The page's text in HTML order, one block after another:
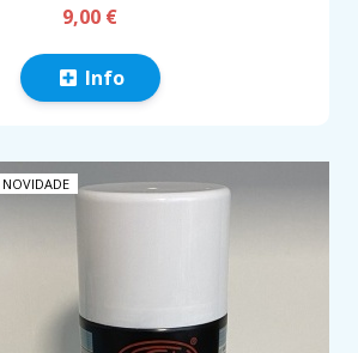
9,00 €
Info
NOVIDADE